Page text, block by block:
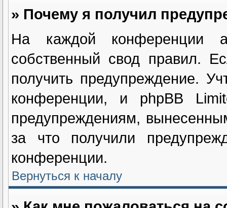
» Почему я получил
На каждой конференции
собственный свод правил.
получить предупреждение.
конференции, и phpBB
предупреждениям,
за что получили
конференции.
Вернуться к началу